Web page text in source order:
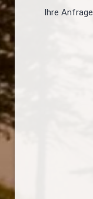
Ihre Anfrage